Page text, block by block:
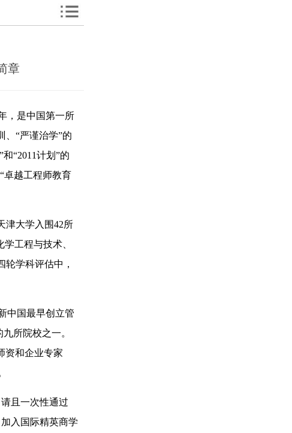
章
，是中国第一所
、“严谨治学”的
“2011计划”的
卓越工程师教育
津大学入围42所
工程与技术、
轮学科评估中，
中国最早创立管
所院校之一。
资和企业专家
且一次性通过
入国际精英商学